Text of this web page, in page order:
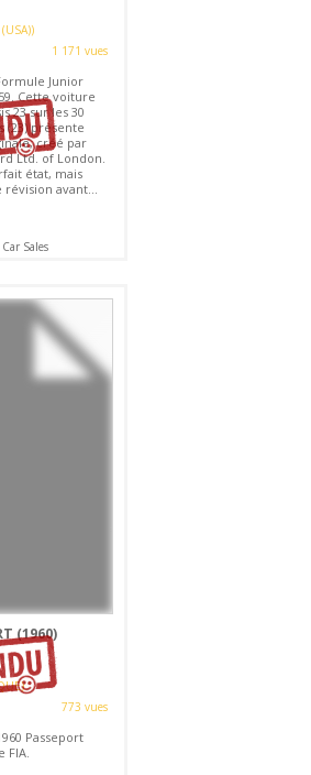
1 171 vues
Junior
Cette voiture
23 sur les 30
(23) présente
créé par
Ltd. of London.
état, mais
avant...
Sales
(1960)
773 vues
Passeport